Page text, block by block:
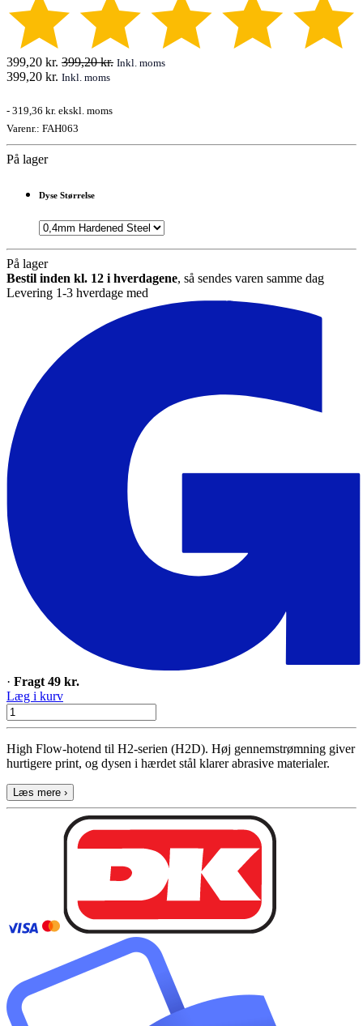
399,20 kr. 399,20kr. Inkl. moms
399,20 kr. Inkl. moms
- 319,36 kr. ekskl. moms
Varenr.: FAH063
På lager
Dyse Størrelse
På lager
Bestil inden kl. 12 i hverdagene, så sendes varen samme dag
Levering 1-3 hverdage med
· Fragt 49 kr.
Læg i kurv
High Flow-hotend til H2-serien (H2D). Høj gennemstrømning giver
hurtigere print, og dysen i hærdet stål klarer abrasive materialer.
Læs mere ›